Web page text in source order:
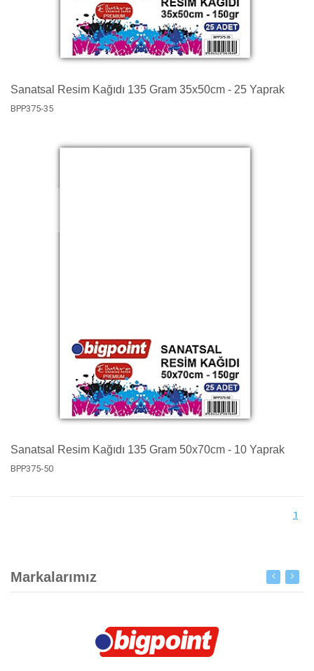
Sanatsal Resim Kağıdı 135 Gram 35x50cm - 25 Yaprak
BPP375-35
Sanatsal Resim Kağıdı 135 Gram 50x70cm - 10 Yaprak
BPP375-50
1
Markalarımız